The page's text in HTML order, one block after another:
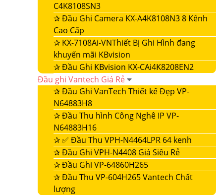
C4K8108SN3
✰Đầu Ghi Camera KX-A4K8108N3 8 Kênh
Cao Cấp
✰ KX-7108Ai-VNThiết Bị Ghi Hình đang
khuyến mãi KBvision
✰Đầu Ghi KBvision KX-CAi4K8208EN2
Đầu ghi Vantech Giá Rẻ
✰Đầu Ghi VanTech Thiết kế Đẹp VP-
N64883H8
✰Đầu Thu hình Công Nghê IP VP-
N64883H16
✰✅ Đầu Thu VPH-N4464LPR 64 kenh
✰Đầu Ghi VPH-N4408 Giá Siêu Rẻ
✰Đầu Ghi VP-64860H265
✰Đầu Thu VP-604H265 Vantech Chất
lượng